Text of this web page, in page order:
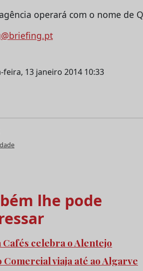
operará com o nome de
feira, 13 janeiro 2014 10:33
lhe pode
Cafés celebra o Alentejo
Comercial viaja até ao Algarve